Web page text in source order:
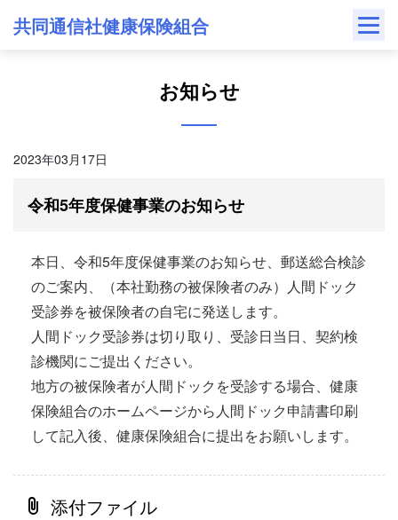
共同通信社健康保険組合
お知らせ
2023年03月17日
令和5年度保健事業のお知らせ
本日、令和5年度保健事業のお知らせ、郵送総合検診
のご案内、（本社勤務の被保険者のみ）人間ドック
受診券を被保険者の自宅に発送します。
人間ドック受診券は切り取り、受診日当日、契約検
診機関にご提出ください。
地方の被保険者が人間ドックを受診する場合、健康
保険組合のホームページから人間ドック申請書印刷
して記入後、健康保険組合に提出をお願いします。
添付ファイル